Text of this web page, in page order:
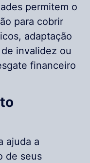
permitem o
para cobrir
adaptação
invalidez ou
financeiro
ajuda a
de seus